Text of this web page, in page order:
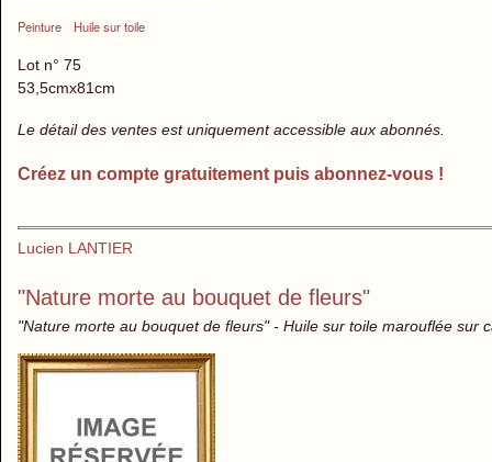
Peinture Huile sur toile
Lot n° 75
53,5cmx81cm
Le détail des ventes est uniquement accessible aux abonnés.
Créez un compte gratuitement puis abonnez-vous !
Lucien LANTIER
"Nature morte au bouquet de fleurs"
"Nature morte au bouquet de fleurs" - Huile sur toile marouflée sur